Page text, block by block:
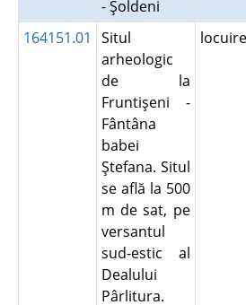
- Şoldeni
164151.01
Situl
arheologic
de la
Fruntişeni -
Fântâna
babei
Ştefana. Situl
se află la 500
m de sat, pe
versantul
sud-estic al
Dealului
Pârlitura.
locuire